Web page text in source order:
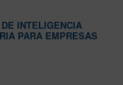
INTELIGENCIA
PARA EMPRESAS